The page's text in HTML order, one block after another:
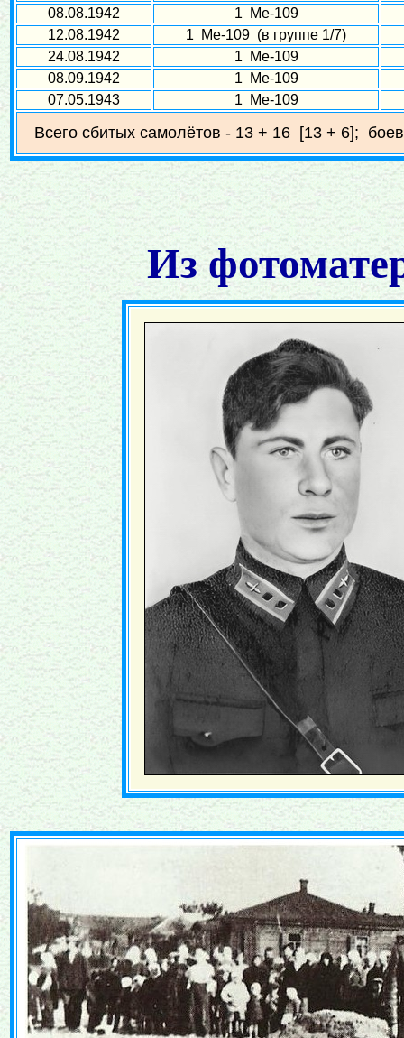
08.08.1942
1 Ме-109
12.08.1942
1 Ме-109 (в группе 1/7)
24.08.1942
1 Ме-109
08.09.1942
1 Ме-109
07.05.1943
1 Ме-109
Всего сбитых самолётов - 13 + 16 [13 + 6];
Из